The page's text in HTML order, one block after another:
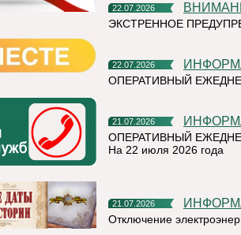
22.07.2026
ЭКСТРЕННОЕ
22.07.2026
ОПЕРАТИВНЫЙ
21.07.2026
ОПЕРАТИВНЫЙ
На 22 июля 2026 года
21.07.2026
Отключение